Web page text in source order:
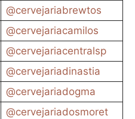
@cervejariabrewtos
@cervejariacamilos
@cervejariacentralsp
@cervejariadinastia
@cervejariadogma
@cervejariadosmoret